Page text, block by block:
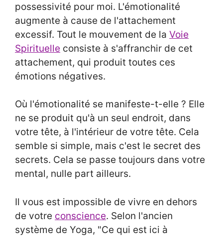
possessivité pour moi. L'émotionalité
augmente à cause de l'attachement
excessif. Tout le mouvement de la Voie
Spirituelle consiste à s'affranchir de cet
attachement, qui produit toutes ces
émotions négatives.
Où l'émotionalité se manifeste-t-elle ? Elle
ne se produit qu'à un seul endroit, dans
votre tête, à l'intérieur de votre tête. Cela
semble si simple, mais c'est le secret des
secrets. Cela se passe toujours dans votre
mental, nulle part ailleurs.
Il vous est impossible de vivre en dehors
de votre conscience. Selon l'ancien
système de Yoga, "Ce qui est ici à